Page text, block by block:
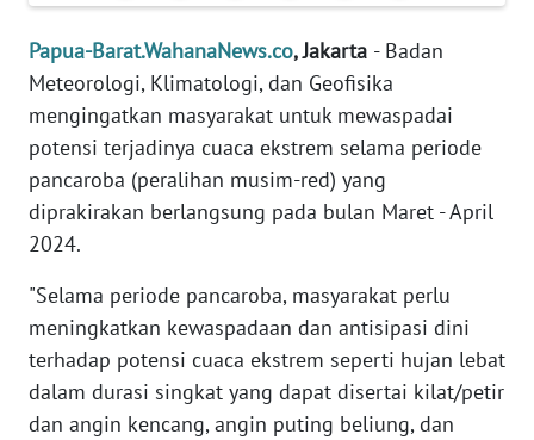
Papua-Barat.WahanaNews.co, Jakarta - Badan
Meteorologi, Klimatologi, dan Geofisika
mengingatkan masyarakat untuk mewaspadai
potensi terjadinya cuaca ekstrem selama periode
pancaroba (peralihan musim-red) yang
diprakirakan berlangsung pada bulan Maret - April
2024.
"Selama periode pancaroba, masyarakat perlu
meningkatkan kewaspadaan dan antisipasi dini
terhadap potensi cuaca ekstrem seperti hujan lebat
dalam durasi singkat yang dapat disertai kilat/petir
dan angin kencang, angin puting beliung, dan
KAMI
PEDOMAN
SIBER
REDAKSI
KARIR
DISCLAIMER
News
Regional